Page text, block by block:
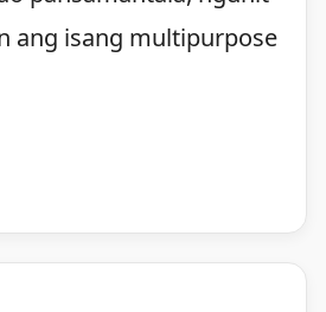
ang isang multipurpose